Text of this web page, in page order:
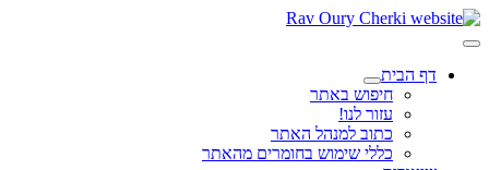
דף הבית
חיפוש באתר
עזור לנו!
כתוב למנהל האתר
כללי שימוש בחומרים מהאתר